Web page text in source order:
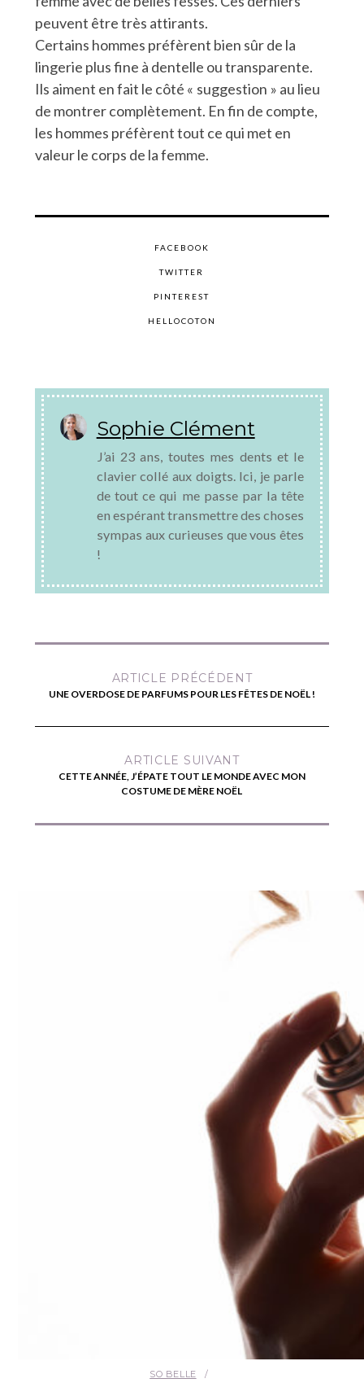
peuvent être très attirants.
Certains hommes préfèrent bien sûr de la
lingerie plus fine à dentelle ou transparente.
Ils aiment en fait le côté « suggestion » au lieu
de montrer complètement. En fin de compte,
les hommes préfèrent tout ce qui met en
valeur le corps de la femme.
FACEBOOK
TWITTER
PINTEREST
HELLOCOTON
Sophie Clément
J’ai 23 ans, toutes mes dents et le
clavier collé aux doigts. Ici, je parle
de tout ce qui me passe par la tête
en espérant transmettre des choses
sympas aux curieuses que vous êtes
!
ARTICLE PRÉCÉDENT
UNE OVERDOSE DE PARFUMS POUR LES FÊTES DE NOËL !
ARTICLE SUIVANT
CETTE ANNÉE, J’ÉPATE TOUT LE MONDE AVEC MON
COSTUME DE MÈRE NOËL
SO BELLE